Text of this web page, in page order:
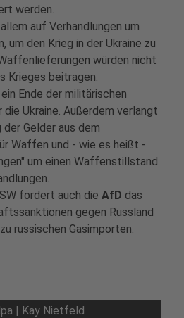
werden.
auf Verhandlungen um
um den Krieg in der Ukraine zu
würden nicht
Krieges beitragen.
Ende der militärischen
Ukraine. Außerdem verlangt
Gelder aus dem
Waffen und - wie es heißt -
um einen Waffenstillstand
fordert auch die AfD das
gegen Russland
russischen Gasimporten.
| Kay Nietfeld